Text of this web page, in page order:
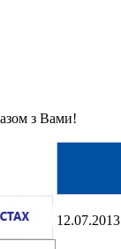
з Вами!
12.07.2013